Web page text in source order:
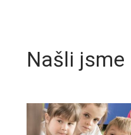
Našli jsme